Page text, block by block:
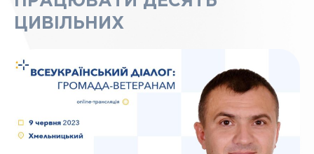
ЦИВІЛЬНИХ